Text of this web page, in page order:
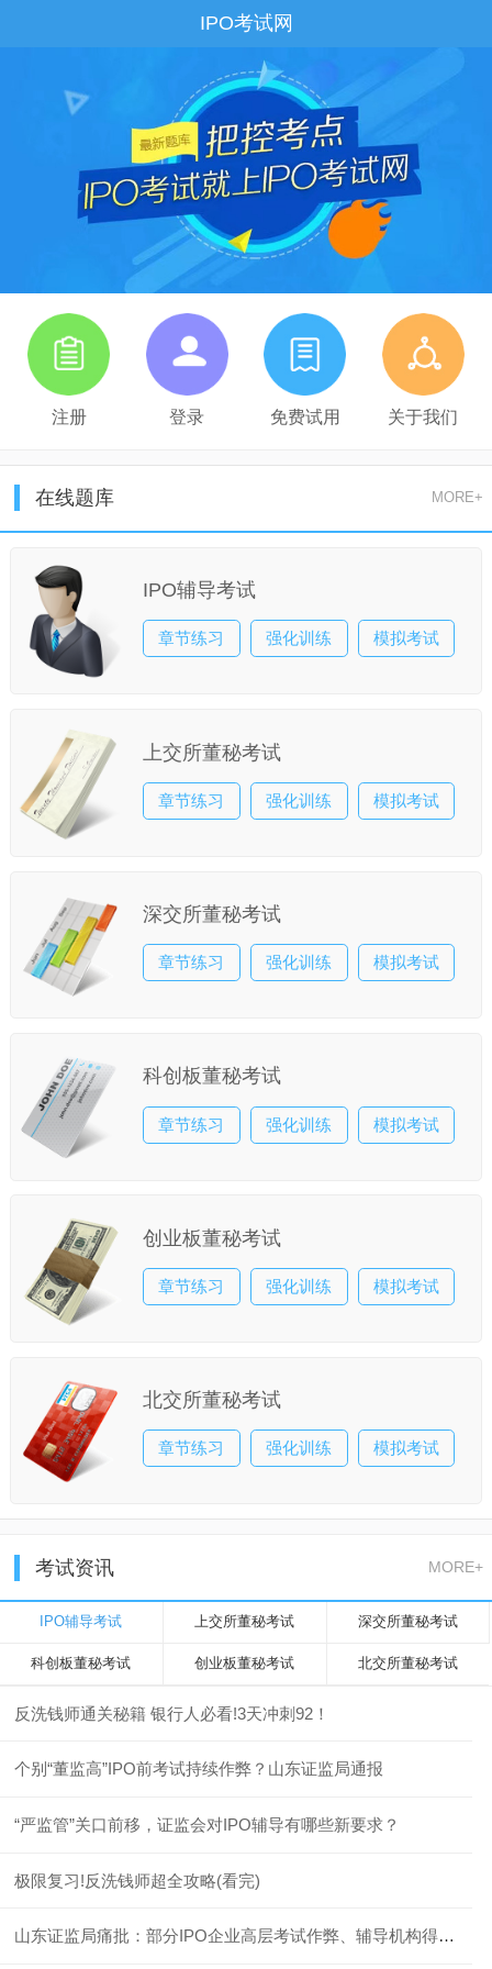
IPO考试网
注册 登录 免费试用 关于我们
在线题库 MORE+
IPO辅导考试
章节练习 强化训练 模拟考试
上交所董秘考试
章节练习 强化训练 模拟考试
深交所董秘考试
章节练习 强化训练 模拟考试
科创板董秘考试
章节练习 强化训练 模拟考试
创业板董秘考试
章节练习 强化训练 模拟考试
北交所董秘考试
章节练习 强化训练 模拟考试
考试资讯 MORE+
IPO辅导考试 上交所董秘考试 深交所董秘考试
科创板董秘考试 创业板董秘考试 北交所董秘考试
反洗钱师通关秘籍 银行人必看!3天冲刺92！
个别“董监高”IPO前考试持续作弊？山东证监局通报
“严监管”关口前移，证监会对IPO辅导有哪些新要求？
极限复习!反洗钱师超全攻略(看完)
山东证监局痛批：部分IPO企业高层考试作弊、辅导机构得过且过